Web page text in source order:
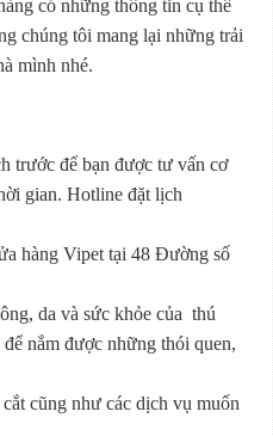
có những thông tin cụ thể
chúng tôi mang lại những trải
mình nhé.
trước để bạn được tư vấn cơ
gian. Hotline đặt lịch
hàng Vipet tại 48 Đường số
da và sức khỏe của thú
nắm được những thói quen,
cũng như các dịch vụ muốn